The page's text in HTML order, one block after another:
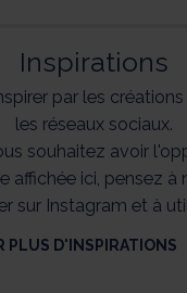
Inspirations
par les
les réseaux sociaux.
souhaitez avoir
affichée ici, pensez à
sur Instagram et à
PLUS D'INSPIRATIONS